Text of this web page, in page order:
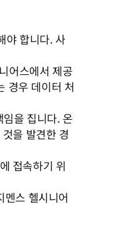
야 합니다. 사
어스에서 제공
경우 데이터 처
을 집니다. 온
을 발견한 경
접속하기 위
멘스 헬시니어